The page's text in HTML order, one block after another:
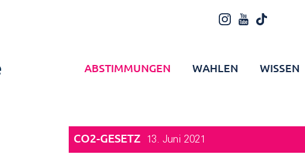
ABSTIMMUNGEN WAHLEN WISSEN
CO2-GESETZ 13. Juni 2021